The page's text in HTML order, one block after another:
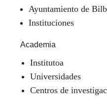
Ayuntamiento de
Instituciones
Academia
Institutoa
Universidades
Centros de